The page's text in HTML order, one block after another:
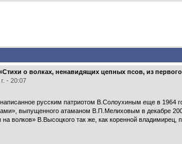
о волках, ненавидящих цепных псов, из
- 20:07
русским патриотом В.Солоухиным еще в
выпущенного атаманом В.П.Мелиховым в декабре
волков» В.Высоцкого так же, как коренной